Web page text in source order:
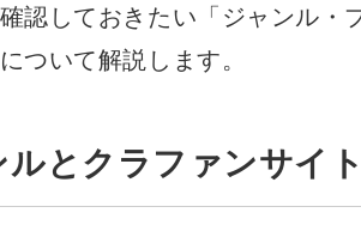
認しておきたい「ジャンル・
ついて解説します。
とクラファンサイト